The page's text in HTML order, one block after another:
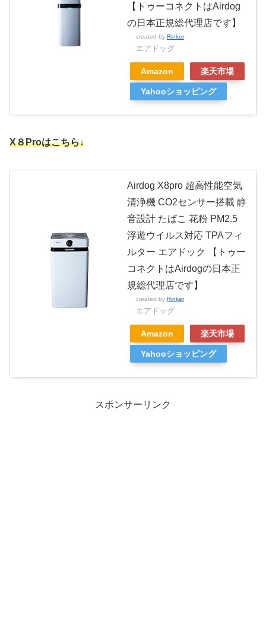
【トゥーコネクトはAirdog
の日本正規総代理店です】
created by Rinker
エアドッグ
Amazon 楽天市場
Yahooショッピング
X８Proはこちら↓
Airdog X8pro 超高性能空気
清浄機 CO2センサー搭載 静
音設計 たばこ 花粉 PM2.5
浮遊ウイルス対応 TPAフィ
ルター エアドック 【トゥー
コネクトはAirdogの日本正
規総代理店です】
created by Rinker
エアドッグ
Amazon 楽天市場
Yahooショッピング
スポンサーリンク